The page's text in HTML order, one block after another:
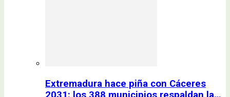
Extremadura hace piña con Cáceres